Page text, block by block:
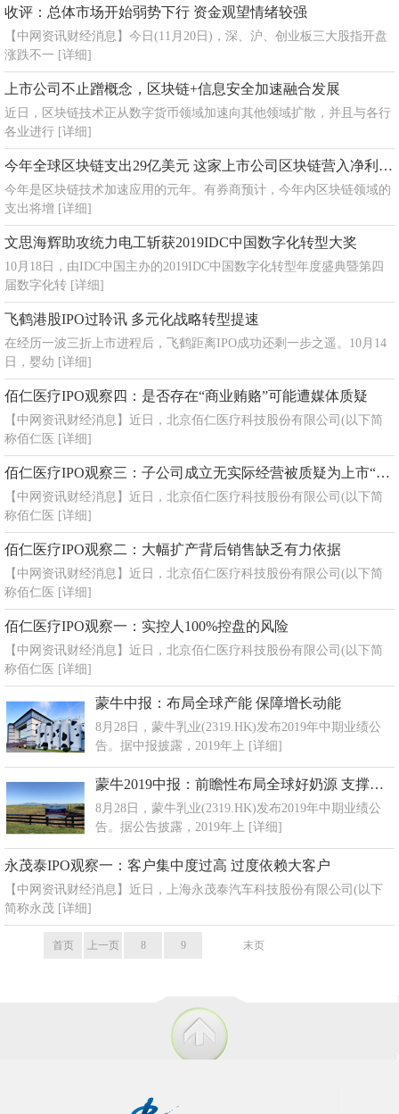
收评：总体市场开始弱势下行 资金观望情绪较强
【中网资讯财经消息】今日(11月20日)，深、沪、创业板三大股指开盘
涨跌不一 [详细]
上市公司不止蹭概念，区块链+信息安全加速融合发展
近日，区块链技术正从数字货币领域加速向其他领域扩散，并且与各行
各业进行 [详细]
今年全球区块链支出29亿美元 这家上市公司区块链营入净利A股夺冠
今年是区块链技术加速应用的元年。有券商预计，今年内区块链领域的
支出将增 [详细]
文思海辉助攻统力电工斩获2019IDC中国数字化转型大奖
10月18日，由IDC中国主办的2019IDC中国数字化转型年度盛典暨第四
届数字化转 [详细]
飞鹤港股IPO过聆讯 多元化战略转型提速
在经历一波三折上市进程后，飞鹤距离IPO成功还剩一步之遥。10月14
日，婴幼 [详细]
佰仁医疗IPO观察四：是否存在“商业贿赂”可能遭媒体质疑
【中网资讯财经消息】近日，北京佰仁医疗科技股份有限公司(以下简
称佰仁医 [详细]
佰仁医疗IPO观察三：子公司成立无实际经营被质疑为上市“凑数”
【中网资讯财经消息】近日，北京佰仁医疗科技股份有限公司(以下简
称佰仁医 [详细]
佰仁医疗IPO观察二：大幅扩产背后销售缺乏有力依据
【中网资讯财经消息】近日，北京佰仁医疗科技股份有限公司(以下简
称佰仁医 [详细]
佰仁医疗IPO观察一：实控人100%控盘的风险
【中网资讯财经消息】近日，北京佰仁医疗科技股份有限公司(以下简
称佰仁医 [详细]
蒙牛中报：布局全球产能 保障增长动能
8月28日，蒙牛乳业(2319.HK)发布2019年中期业绩公
告。据中报披露，2019年上 [详细]
蒙牛2019中报：前瞻性布局全球好奶源 支撑世界品质好牛奶
8月28日，蒙牛乳业(2319.HK)发布2019年中期业绩公
告。据公告披露，2019年上 [详细]
永茂泰IPO观察一：客户集中度过高 过度依赖大客户
【中网资讯财经消息】近日，上海永茂泰汽车科技股份有限公司(以下
简称永茂 [详细]
首页 上一页 8 9 末页